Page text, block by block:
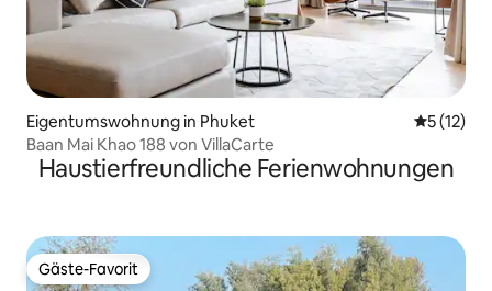
Eigentumswohnung in Phuket
5 (12)
Baan Mai Khao 188 von VillaCarte
Haustierfreundliche Ferienwohnungen
Gäste-Favorit
Gäste-Favorit